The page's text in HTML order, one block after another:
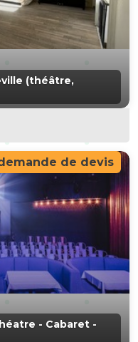
(théâtre,
- Cabaret -
de devis